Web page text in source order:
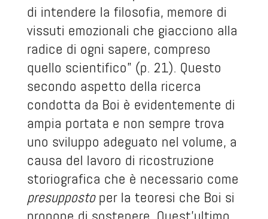
di intendere la filosofia, memore di
vissuti emozionali che giacciono alla
radice di ogni sapere, compreso
quello scientifico” (p. 21). Questo
secondo aspetto della ricerca
condotta da Boi è evidentemente di
ampia portata e non sempre trova
uno sviluppo adeguato nel volume, a
causa del lavoro di ricostruzione
storiografica che è necessario come
presuppostoper la teoresi che Boi si